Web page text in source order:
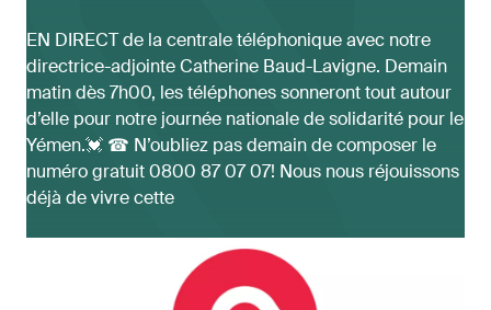
EN DIRECT de la centrale téléphonique avec notre
directrice-adjointe Catherine Baud-Lavigne. Demain
matin dès 7h00, les téléphones sonneront tout autour
d’elle pour notre journée nationale de solidarité pour le
Yémen.💓 ☎ N’oubliez pas demain de composer le
numéro gratuit 0800 87 07 07! Nous nous réjouissons
déjà de vivre cette